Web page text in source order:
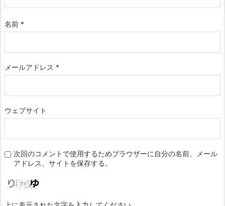
名前 *
メールアドレス *
ウェブサイト
次回のコメントで使用するためブラウザーに自分の名前、メール
アドレス、サイトを保存する。